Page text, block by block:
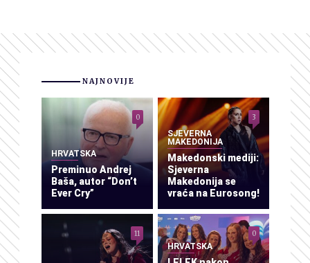
NAJNOVIJE
HRVATSKA
Preminuo Andrej
Baša, autor “Don’t
Ever Cry”
0
SJEVERNA
MAKEDONIJA
Makedonski mediji:
Sjeverna
Makedonija se
vraća na Eurosong!
3
11
HRVATSKA
0